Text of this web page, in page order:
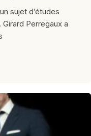
sujet d’études
Perregaux a